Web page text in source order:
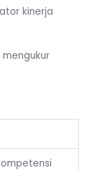
kinerja
mengukur